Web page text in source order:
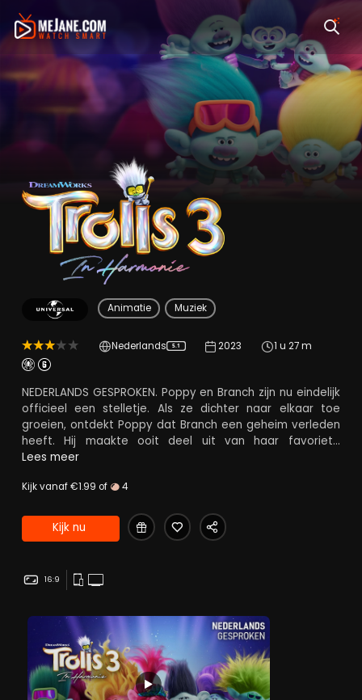
Trolls 3 in Harmonie
Animatie Muziek
Nederlands 5.1 2023 1 u 27 m
NEDERLANDS GESPROKEN. Poppy en Branch zijn nu eindelijk
officieel een stelletje. Als ze dichter naar elkaar toe
groeien, ontdekt Poppy dat Branch een geheim verleden
heeft. Hij maakte ooit deel uit van haar favoriete
boyband BroZone, samen met zijn vier broers:. BroZone is
heeft Branch zijn broers niet meer gezien. Maar als zijn
door een stel gemene popster-schurken - Velvet en
Veneer - gaan Branch en Poppy op een meeslepend en
elkaar te brengen en te voorkomen dat Floyd een erger
lot te wachten staat dan vergetelheid.
Lees meer
Kijk vanaf €1.99 of 4
Kijk nu
16:9